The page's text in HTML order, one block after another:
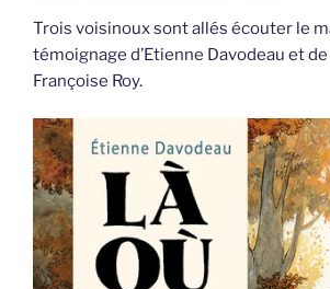
Trois voisinoux sont allés écouter le
témoignage d’Etienne Davodeau et
Françoise Roy.